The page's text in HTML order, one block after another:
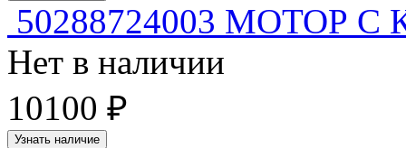
50288724003 МОТОР
Нет в наличии
10100 ₽
Узнать наличие